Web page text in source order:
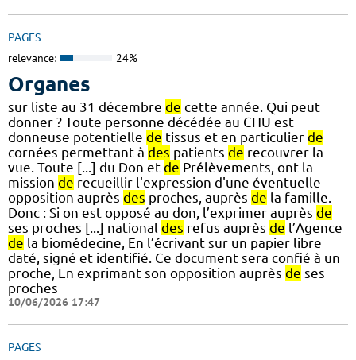
PAGES
relevance: 24%
Organes
sur liste au 31 décembre de cette année. Qui peut
donner ? Toute personne décédée au CHU est
donneuse potentielle de tissus et en particulier de
cornées permettant à des patients de recouvrer la
vue. Toute [...] du Don et de Prélèvements, ont la
mission de recueillir l'expression d'une éventuelle
opposition auprès des proches, auprès de la famille.
Donc : Si on est opposé au don, l’exprimer auprès de
ses proches [...] national des refus auprès de l’Agence
de la biomédecine, En l’écrivant sur un papier libre
daté, signé et identifié. Ce document sera confié à un
proche, En exprimant son opposition auprès de ses
proches
10/06/2026 17:47
PAGES